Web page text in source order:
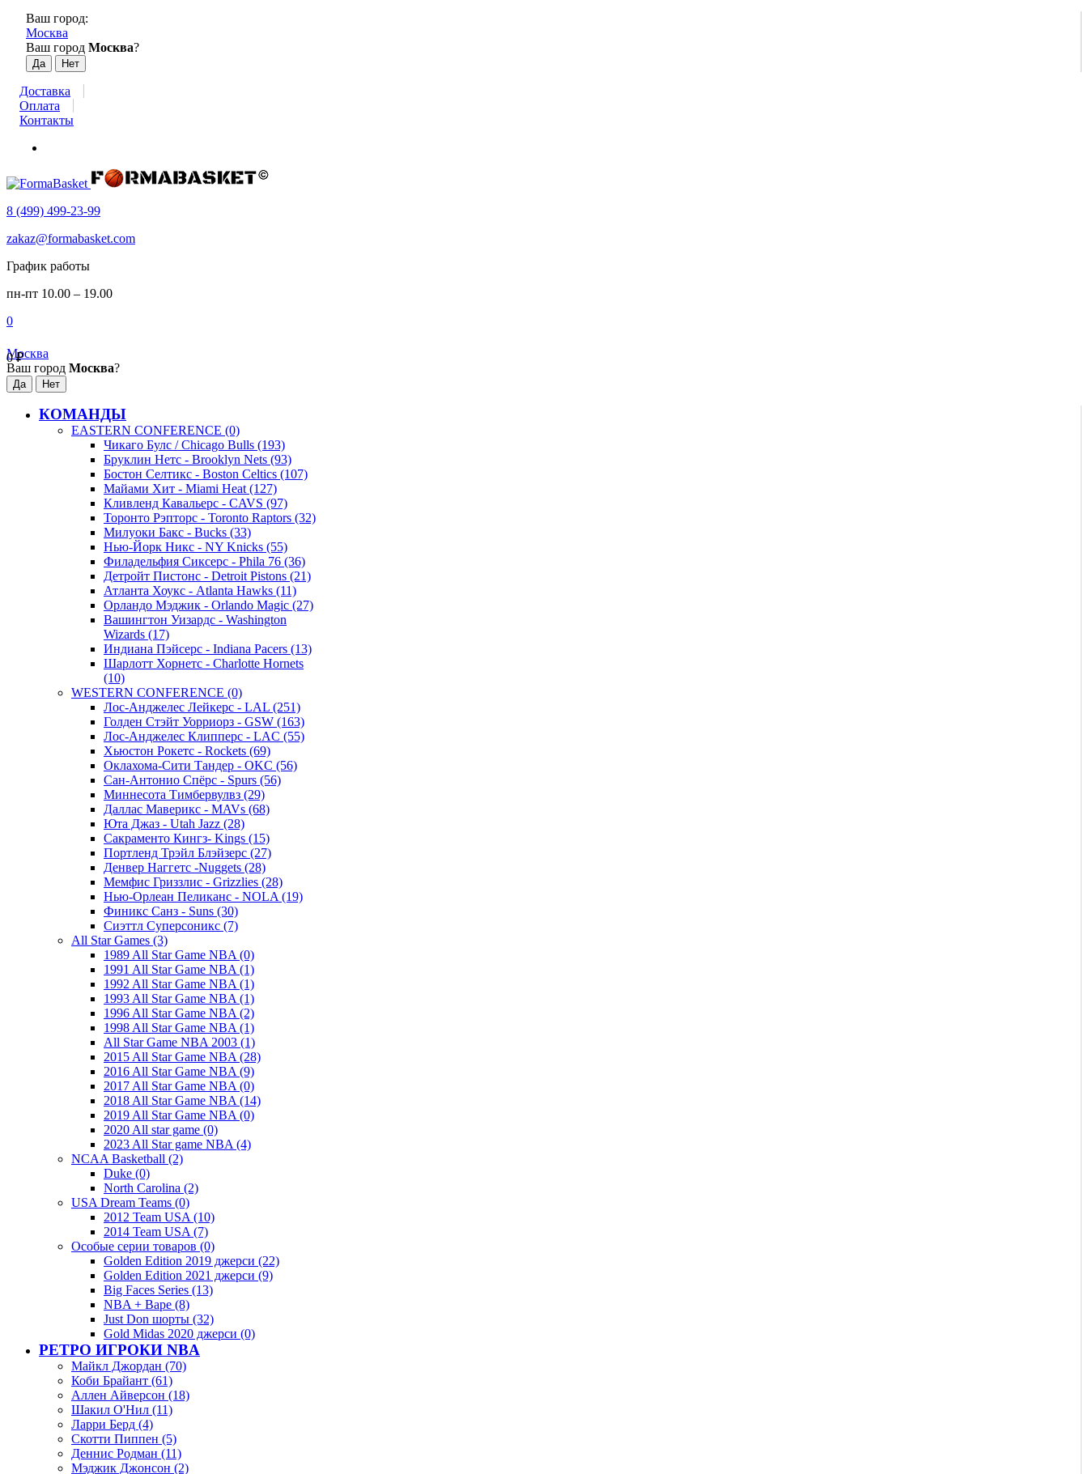
Ваш город:
Москва
Ваш город Москва?
Доставка
Оплата
Контакты
8 (499) 499-23-99
zakaz@formabasket.com
График работы
пн-пт 10.00 – 19.00
0
0₽
Москва
Ваш город Москва?
КОМАНДЫ
EASTERN CONFERENCE (0)
Чикаго Булс / Chicago Bulls (193)
Бруклин Нетс - Brooklyn Nets (93)
Бостон Селтикс - Boston Celtics (107)
Майами Хит - Miami Heat (127)
Кливленд Кавальерс - CAVS (97)
Торонто Рэпторс - Toronto Raptors (32)
Милуоки Бакс - Bucks (33)
Нью-Йорк Никс - NY Knicks (55)
Филадельфия Сиксерс - Phila 76 (36)
Детройт Пистонс - Detroit Pistons (21)
Атланта Хоукс - Atlanta Hawks (11)
Орландо Мэджик - Orlando Magic (27)
Вашингтон Уизардс - Washington
Wizards (17)
Индиана Пэйсерс - Indiana Pacers (13)
Шарлотт Хорнетс - Charlotte Hornets
(10)
WESTERN CONFERENCE (0)
Лос-Анджелес Лейкерс - LAL (251)
Голден Стэйт Уорриорз - GSW (163)
Лос-Анджелес Клипперс - LAC (55)
Хьюстон Рокетс - Rockets (69)
Оклахома-Сити Тандер - OKC (56)
Сан-Антонио Спёрс - Spurs (56)
Миннесота Тимбервулвз (29)
Даллас Маверикс - MAVs (68)
Юта Джаз - Utah Jazz (28)
Сакраменто Кингз- Kings (15)
Портленд Трэйл Блэйзерс (27)
Денвер Наггетс -Nuggets (28)
Мемфис Гриззлис - Grizzlies (28)
Нью-Орлеан Пеликанс - NOLA (19)
Финикс Санз - Suns (30)
Сиэттл Суперсоникс (7)
All Star Games (3)
1989 All Star Game NBA (0)
1991 All Star Game NBA (1)
1992 All Star Game NBA (1)
1993 All Star Game NBA (1)
1996 All Star Game NBA (2)
1998 All Star Game NBA (1)
All Star Game NBA 2003 (1)
2015 All Star Game NBA (28)
2016 All Star Game NBA (9)
2017 All Star Game NBA (0)
2018 All Star Game NBA (14)
2019 All Star Game NBA (0)
2020 All star game (0)
2023 All Star game NBA (4)
NCAA Basketball (2)
Duke (0)
North Carolina (2)
USA Dream Teams (0)
2012 Team USA (10)
2014 Team USA (7)
Особые серии товаров (0)
Golden Edition 2019 джерси (22)
Golden Edition 2021 джерси (9)
Big Faces Series (13)
NBA + Bape (8)
Just Don шорты (32)
Gold Midas 2020 джерси (0)
РЕТРО ИГРОКИ NBA
Майкл Джордан (70)
Коби Брайант (61)
Аллен Айверсон (18)
Шакил О'Нил (11)
Ларри Берд (4)
Скотти Пиппен (5)
Деннис Родман (11)
Мэджик Джонсон (2)